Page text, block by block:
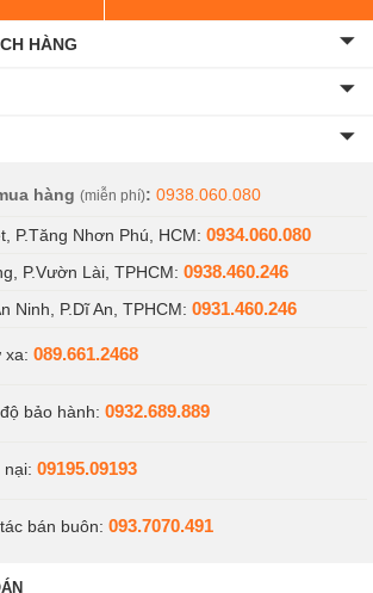
HÀNG
hàng (miễn phí): 0938.060.080
P.Tăng Nhơn Phú, HCM: 0934.060.080
P.Vườn Lài, TPHCM: 0938.460.246
Ninh, P.Dĩ An, TPHCM: 0931.460.246
xa: 089.661.2468
bảo hành: 0932.689.889
nại: 09195.09193
bán buôn: 093.7070.491